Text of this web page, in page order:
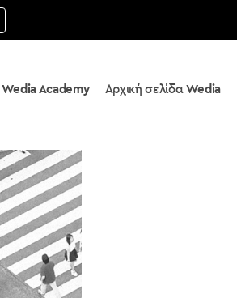
Wedia Academy Αρχική σελίδα Wedia